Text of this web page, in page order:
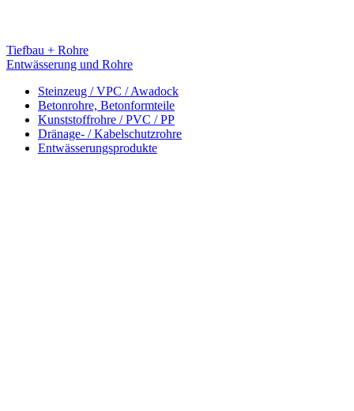
Tiefbau + Rohre
Entwässerung und Rohre
Steinzeug / VPC / Awadock
Betonrohre, Betonformteile
Kunststoffrohre / PVC / PP
Dränage- / Kabelschutzrohre
Entwässerungsprodukte